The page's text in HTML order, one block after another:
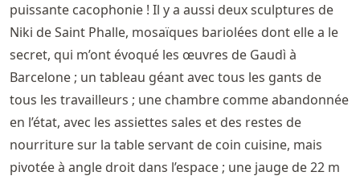
puissante cacophonie ! Il y a aussi deux sculptures de
Niki de Saint Phalle, mosaïques bariolées dont elle a le
secret, qui m’ont évoqué les œuvres de Gaudì à
Barcelone ; un tableau géant avec tous les gants de
tous les travailleurs ; une chambre comme abandonnée
en l’état, avec les assiettes sales et des restes de
nourriture sur la table servant de coin cuisine, mais
pivotée à angle droit dans l’espace ; une jauge de 22 m